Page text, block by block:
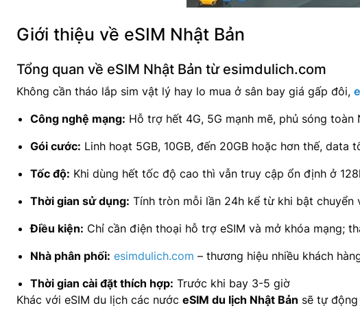
Giới thiệu về eSIM Nhật Bản
Tổng quan về eSIM Nhật Bản từ esimdulich.com
Không cần tháo lắp sim vật lý hay lo mua ở sân bay giá gấp đôi,
Công nghệ mạng: Hỗ trợ hết 4G, 5G mạnh mẽ, phủ sóng
Gói cước: Linh hoạt 5GB, 10GB, đến 20GB hoặc hơn thế, data
Tốc độ: Khi dùng hết tốc độ cao thì vẫn truy cập ổn định ở
Thời gian sử dụng: Tính tròn mỗi lần 24h kể từ khi bật
Điều kiện: Chỉ cần điện thoại hỗ trợ eSIM và mở khóa mạng;
Nhà phân phối: esimdulich.com – thương hiệu nhiều khách
Thời gian cài đặt thích hợp: Trước khi bay 3-5 giờ
Khác với eSIM du lịch các nước eSIM du lịch Nhật Bản sẽ tự